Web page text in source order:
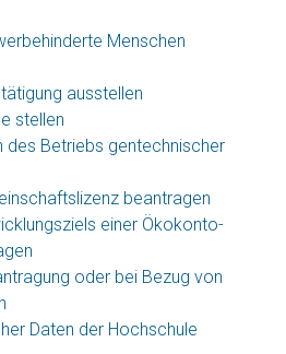
Menschen
ausstellen
stellen
des Betriebs gentechnischer
beantragen
einer Ökokonto-
oder bei Bezug von
Daten der Hochschule